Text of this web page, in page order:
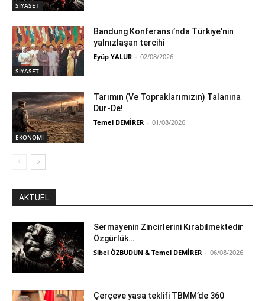
SİYASET
SİYASET
Bandung Konferansı’nda Türkiye’nin
yalnızlaşan tercihi
Eyüp YALUR - 02/08/2026
EKONOMİ
Tarımın (Ve Topraklarımızın) Talanına
Dur-De!
Temel DEMİRER - 01/08/2026
AKTÜEL
Sermayenin Zincirlerini Kırabilmektedir
Özgürlük…
Sibel ÖZBUDUN & Temel DEMİRER - 06/08/2026
Çerçeve yasa teklifi TBMM’de 360